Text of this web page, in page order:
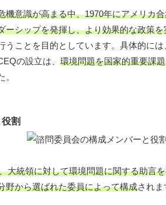
機意識が高まる中、1970年にアメリカ
ーシップを発揮し、より効果的な政策
うことを目的としています。具体的に
の設立は、 環境問題を国家的重要課
。
割
大統領に対して環境問題に関する助言
野から選ばれた委員によって構成されま